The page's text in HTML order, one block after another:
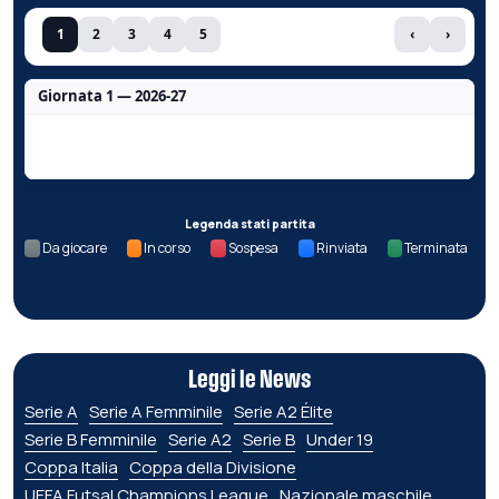
1 2 3 4 5 ‹ ›
Giornata 1 — 2026-27
Legenda stati partita
Da giocare In corso Sospesa Rinviata Terminata
Leggi le News
Serie A Serie A Femminile Serie A2 Élite
Serie B Femminile Serie A2 Serie B Under 19
Coppa Italia Coppa della Divisione